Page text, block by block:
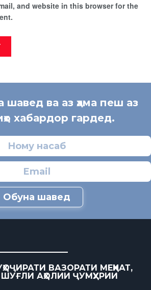
and website in this browser for the
шавед ва аз ҳама пеш аз
хабардор гардед.
Обуна шавед
ВАЗОРАТИ МЕҲНАТ,
АҲОЛИИ ҶУМҲУРИИ